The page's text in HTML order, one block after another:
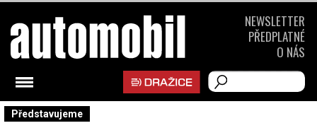
Představujeme
NEWSLETTER
PŘEDPLATNÉ
O NÁS